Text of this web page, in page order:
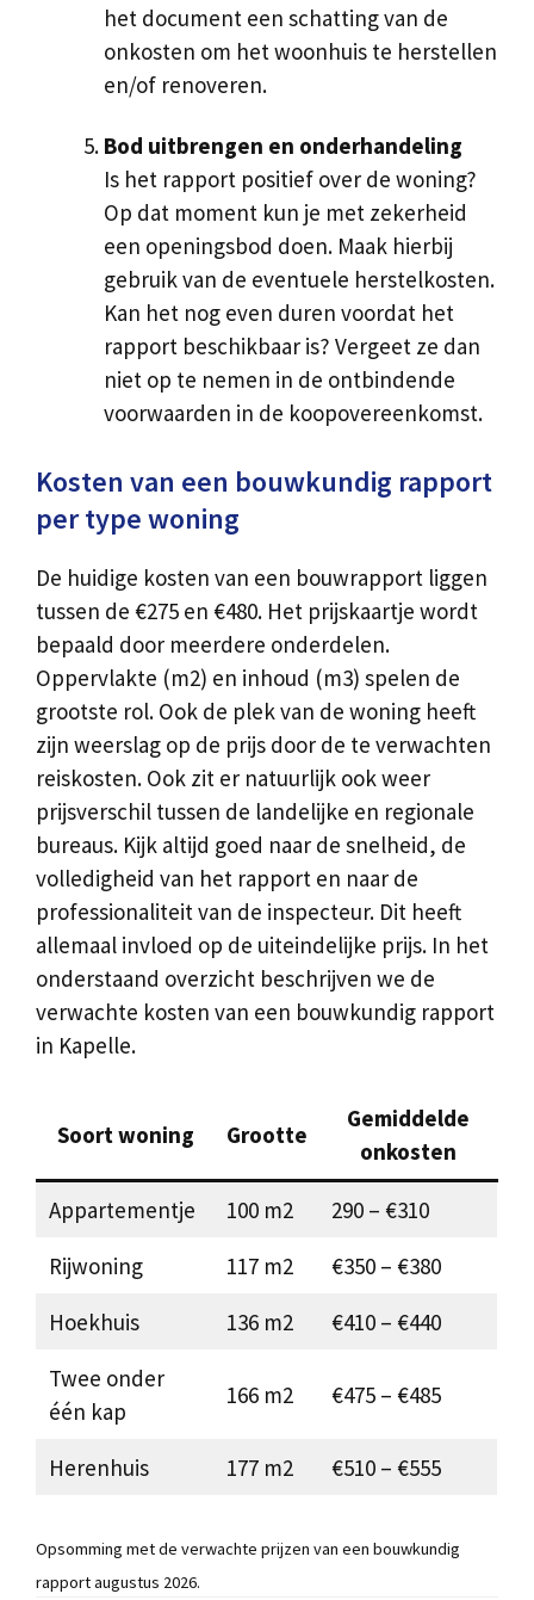
het document een schatting van de
onkosten om het woonhuis te herstellen
en/of renoveren.
Bod uitbrengen en onderhandeling
Is het rapport positief over de woning?
Op dat moment kun je met zekerheid
een openingsbod doen. Maak hierbij
gebruik van de eventuele herstelkosten.
Kan het nog even duren voordat het
rapport beschikbaar is? Vergeet ze dan
niet op te nemen in de ontbindende
voorwaarden in de koopovereenkomst.
Kosten van een bouwkundig rapport
per type woning
De huidige kosten van een bouwrapport liggen
tussen de €275 en €480. Het prijskaartje wordt
bepaald door meerdere onderdelen.
Oppervlakte (m2) en inhoud (m3) spelen de
grootste rol. Ook de plek van de woning heeft
zijn weerslag op de prijs door de te verwachten
reiskosten. Ook zit er natuurlijk ook weer
prijsverschil tussen de landelijke en regionale
bureaus. Kijk altijd goed naar de snelheid, de
volledigheid van het rapport en naar de
professionaliteit van de inspecteur. Dit heeft
allemaal invloed op de uiteindelijke prijs. In het
onderstaand overzicht beschrijven we de
verwachte kosten van een bouwkundig rapport
in Kapelle.
Soort woning Grootte
Gemiddelde
onkosten
Appartementje 100 m2
290 – €310
Rijwoning
117 m2
€350 – €380
Hoekhuis
136 m2
€410 – €440
Twee onder
één kap
166 m2 €475 – €485
Herenhuis 177 m2 €510 – €555
Opsomming met de verwachte prijzen van een bouwkundig
rapport augustus 2026.